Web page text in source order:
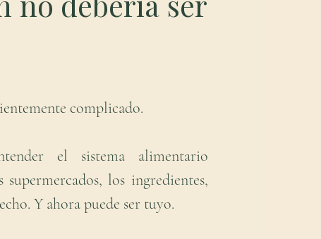
complicado.
el sistema alimentario
supermercados, los ingredientes,
Y ahora puede ser tuyo.